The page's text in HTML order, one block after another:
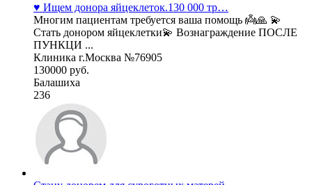
♥️ Ищем донора яйцеклеток.130 000 тр…
Многим пациентам требуется ваша помощь 👼🙏 💫
Стать донором яйцеклетки💫 Вознаграждение ПОСЛЕ
ПУНКЦИ ...
Клиника г.Москва №76905
130000 руб.
Балашиха
236